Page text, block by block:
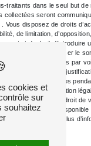
traitants dans le seul but de
collectées seront
Vous disposez de droits
de limitation,
et du droit d’introduire
ainsi que d’organiser le
exercer ces droits par
à l'adresse . Un
vos données
la durée de prescription
Vous avez le droit de
téléphonique,
le site cnil.fr pour plus
cookies et
sur
souhaitez